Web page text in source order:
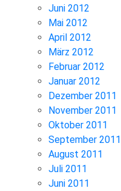
Juni 2012
Mai 2012
April 2012
März 2012
Februar 2012
Januar 2012
Dezember 2011
November 2011
Oktober 2011
September 2011
August 2011
Juli 2011
Juni 2011